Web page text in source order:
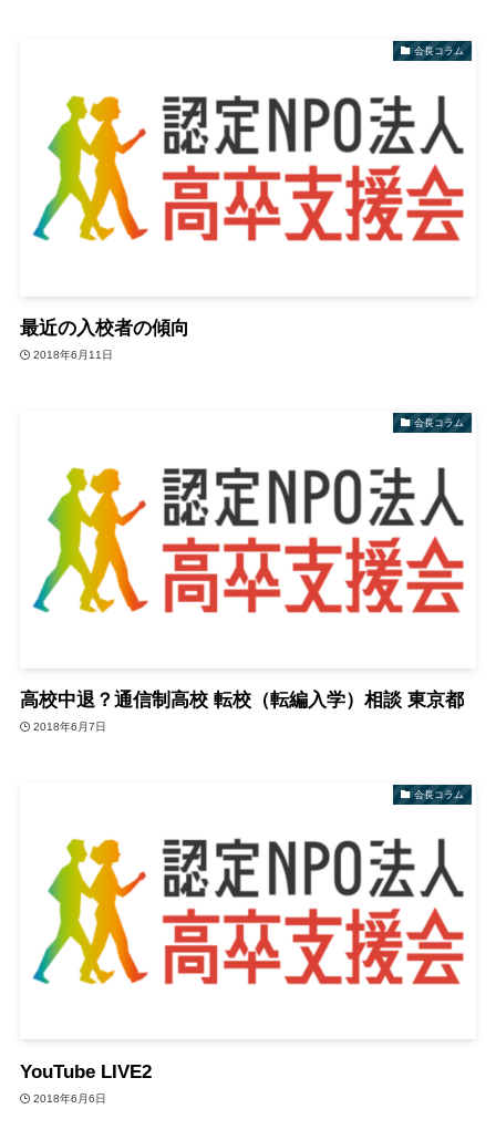
会長コラム
最近の入校者の傾向
2018年6月11日
会長コラム
高校中退？通信制高校 転校（転編入学）相談 東京都
2018年6月7日
会長コラム
YouTube LIVE2
2018年6月6日